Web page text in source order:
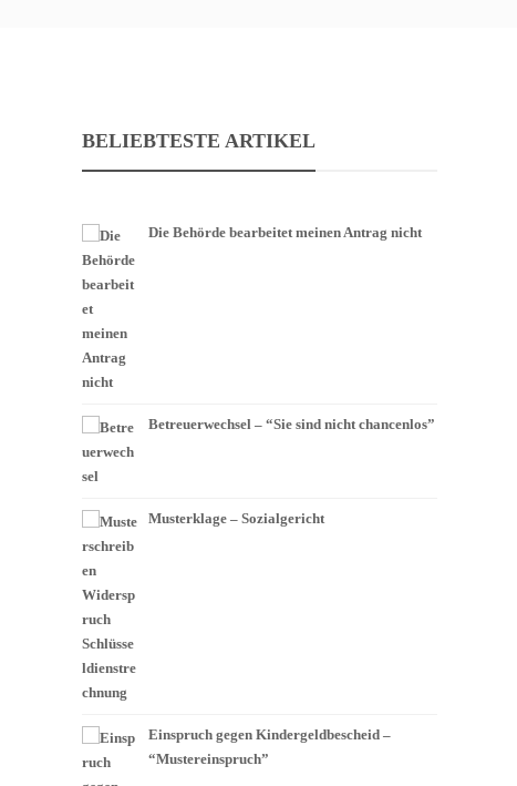
BELIEBTESTE ARTIKEL
Die Behörde bearbeitet meinen Antrag nicht
Betreuerwechsel – “Sie sind nicht chancenlos”
Musterklage – Sozialgericht
Einspruch gegen Kindergeldbescheid –
“Mustereinspruch”